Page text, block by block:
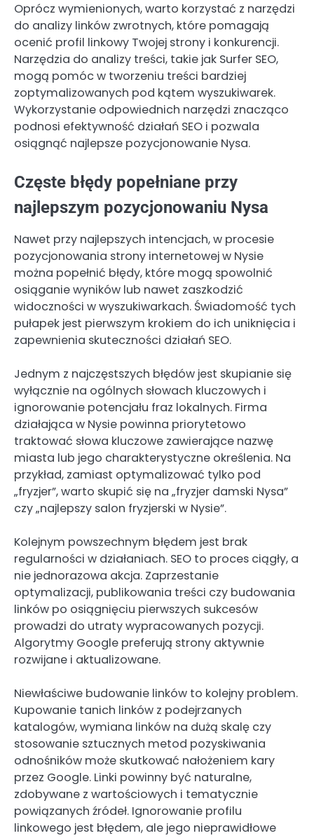
Oprócz wymienionych, warto korzystać z narzędzi
do analizy linków zwrotnych, które pomagają
ocenić profil linkowy Twojej strony i konkurencji.
Narzędzia do analizy treści, takie jak Surfer SEO,
mogą pomóc w tworzeniu treści bardziej
zoptymalizowanych pod kątem wyszukiwarek.
Wykorzystanie odpowiednich narzędzi znacząco
podnosi efektywność działań SEO i pozwala
osiągnąć najlepsze pozycjonowanie Nysa.
Częste błędy popełniane przy
najlepszym pozycjonowaniu Nysa
Nawet przy najlepszych intencjach, w procesie
pozycjonowania strony internetowej w Nysie
można popełnić błędy, które mogą spowolnić
osiąganie wyników lub nawet zaszkodzić
widoczności w wyszukiwarkach. Świadomość tych
pułapek jest pierwszym krokiem do ich uniknięcia i
zapewnienia skuteczności działań SEO.
Jednym z najczęstszych błędów jest skupianie się
wyłącznie na ogólnych słowach kluczowych i
ignorowanie potencjału fraz lokalnych. Firma
działająca w Nysie powinna priorytetowo
traktować słowa kluczowe zawierające nazwę
miasta lub jego charakterystyczne określenia. Na
przykład, zamiast optymalizować tylko pod
„fryzjer”, warto skupić się na „fryzjer damski Nysa”
czy „najlepszy salon fryzjerski w Nysie”.
Kolejnym powszechnym błędem jest brak
regularności w działaniach. SEO to proces ciągły, a
nie jednorazowa akcja. Zaprzestanie
optymalizacji, publikowania treści czy budowania
linków po osiągnięciu pierwszych sukcesów
prowadzi do utraty wypracowanych pozycji.
Algorytmy Google preferują strony aktywnie
rozwijane i aktualizowane.
Niewłaściwe budowanie linków to kolejny problem.
Kupowanie tanich linków z podejrzanych
katalogów, wymiana linków na dużą skalę czy
stosowanie sztucznych metod pozyskiwania
odnośników może skutkować nałożeniem kary
przez Google. Linki powinny być naturalne,
zdobywane z wartościowych i tematycznie
powiązanych źródeł. Ignorowanie profilu
linkowego jest błędem, ale jego nieprawidłowe